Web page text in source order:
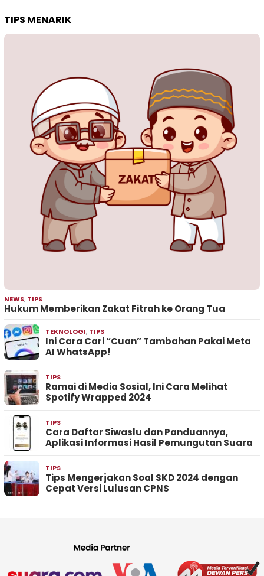
TIPS MENARIK
NEWS, TIPS
Hukum Memberikan Zakat Fitrah ke Orang Tua
TEKNOLOGI, TIPS
Ini Cara Cari “Cuan” Tambahan Pakai Meta
AI WhatsApp!
TIPS
Ramai di Media Sosial, Ini Cara Melihat
Spotify Wrapped 2024
TIPS
Cara Daftar Siwaslu dan Panduannya,
Aplikasi Informasi Hasil Pemungutan Suara
TIPS
Tips Mengerjakan Soal SKD 2024 dengan
Cepat Versi Lulusan CPNS